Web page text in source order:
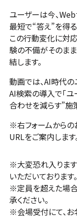
ユーザーは今、Web
最短で“答え”を得
この行動変化に対
験の不備がそのま
結します。
動画では、AI時代
AI検索の導入で「
合わせを減らす”施
※右フォームからの
URLをご案内します
※大変恐れ入りま
いただいております。
※定員を超えた場
承ください。
※会場受付にて、お